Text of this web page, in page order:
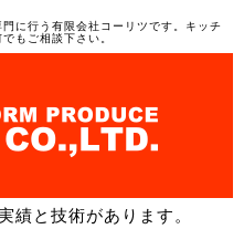
に行う有限会社コーリツです。キッチ
もご相談下さい。
績と技術があります。